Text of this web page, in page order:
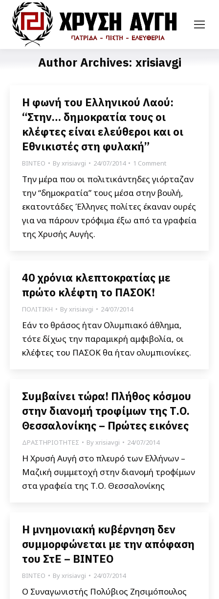
Author Archives: xrisiavgi
Η φωνή του Ελληνικού Λαού:
“Στην… δημοκρατία τους οι
κλέφτες είναι ελεύθεροι και οι
Εθνικιστές στη φυλακή”
ΒΙΝΤΕΟ Byxrisiavgi 24/07/2014 1 Comment
Την μέρα που οι πολιτικάντηδες γιόρταζαν
την “δημοκρατία” τους μέσα στην βουλή,
εκατοντάδες Έλληνες πολίτες έκαναν ουρές
για να πάρουν τρόφιμα έξω από τα γραφεία
της Χρυσής Αυγής.
40 χρόνια κλεπτοκρατίας με
πρώτο κλέφτη το ΠΑΣΟΚ!
ΠΟΛΙΤΙΚΗ Byxrisiavgi 24/07/2014
Εάν το θράσος ήταν Ολυμπιακό άθλημα,
τότε δίχως την παραμικρή αμφιβολία, οι
κλέφτες του ΠΑΣΟΚ θα ήταν ολυμπιονίκες.
Συμβαίνει τώρα! Πλήθος κόσμου
στην διανομή τροφίμων της Τ.Ο.
Θεσσαλονίκης – Πρώτες εικόνες
ΔΡΑΣΤΗΡΙΟΤΗΤΕΣ Byxrisiavgi 24/07/2014
Η Χρυσή Αυγή στο πλευρό των Ελλήνων –
Μαζική συμμετοχή στην διανομή τροφίμων
στα γραφεία της Τ.Ο. Θεσσαλονίκης
Η μνημονιακή κυβέρνηση δεν
συμμορφώνεται με την απόφαση
του ΣτΕ – ΒΙΝΤΕΟ
ΒΙΝΤΕΟ Byxrisiavgi 24/07/2014
Ο Συναγωνιστής Πολύβιος Ζησιμόπουλος